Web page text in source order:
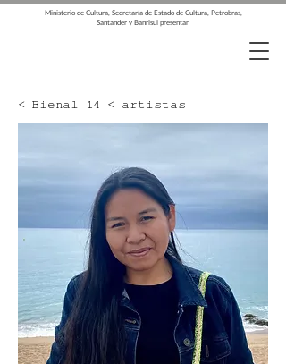
Ministerio de Cultura, Secretaría de Estado de Cultura, Petrobras,
Santander y Banrisul presentan
< Bienal 14 < artistas